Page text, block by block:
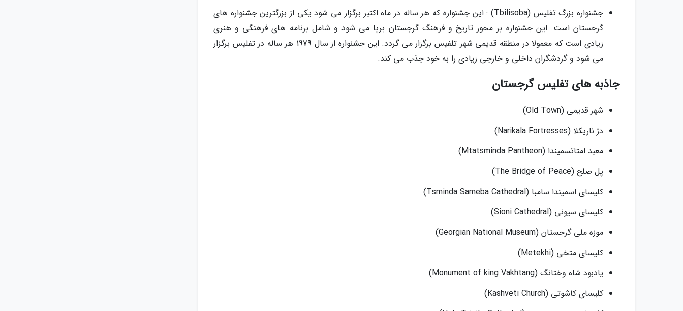
جشنواره بزرگ تفلیس (Tbilisoba) : این جشنواره که هر ساله در ماه اکتبر برگزار می شود یکی از بزرگترین جشنواره های
گرجستان است. این جشنواره بر محور تاریخ و فرهنگ گرجستان برپا می شود و شامل برنامه های فرهنگی و هنری
زیادی است که معمولا در منطقه قدیمی شهر تلفیس برگزار می گردد. این جشنواره از سال 1979 هر ساله در تفلیس برگزار
می شود و گردشگران داخلی و خارجی زیادی را به خود جذب می کند.
جاذبه های تفلیس گرجستان
شهر قدیمی (Old Town)
دژ ناریکلا (Narikala Fortresses)
معبد امتاتسمیندا (Mtatsminda Pantheon)
پل صلح (The Bridge of Peace)
کلیسای اسمیندا سامبا (Tsminda Sameba Cathedral)
کلیسای سیونی (Sioni Cathedral)
موزه ملی گرجستان (Georgian National Museum)
کلیسای متخی (Metekhi)
یادبود شاه وختانگ (Monument of king Vakhtang)
کلیسای کاشوتی (Kashveti Church)